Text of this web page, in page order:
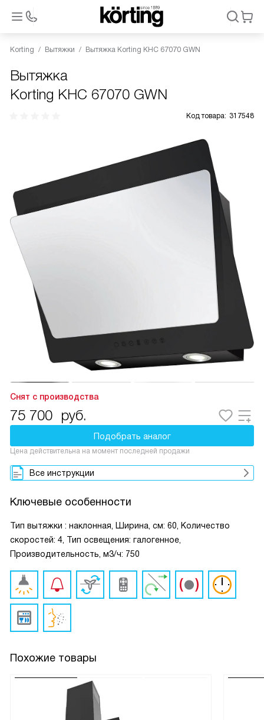
Korting Вытяжки Вытяжка Korting KHC 67070 GWN
Вытяжка
Korting KHC 67070 GWN
Код товара: 317548
Снят с производства
75 700 руб.
Подобрать аналог
Цена действительна на момент последней продажи
Все инструкции
Ключевые особенности
Тип вытяжки : наклонная, Ширина, см: 60, Количество
скоростей: 4, Тип освещения: галогенное,
Производительность, м3/ч: 750
Похожие товары